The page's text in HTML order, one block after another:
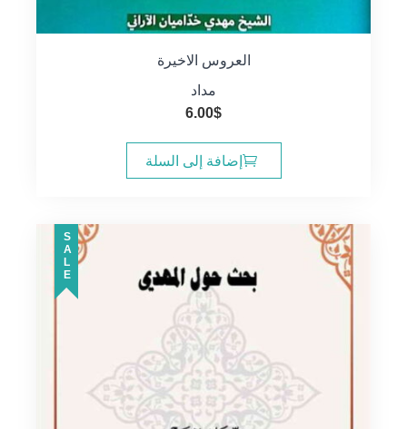
العروس الاخيرة
مداد
6.00$
إضافة إلى السلة
SALE